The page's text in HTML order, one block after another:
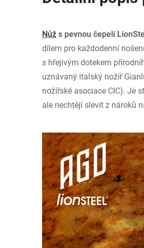
Nůž s pevnou čepelí
dílem pro každodenní
s hřejivým dotekem
uznávaný italský nožíř
nožířské asociace CIC). Je
ale nechtějí slevit z nároků